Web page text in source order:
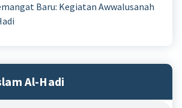
Baru: Kegiatan Awwalusanah
Al-Hadi